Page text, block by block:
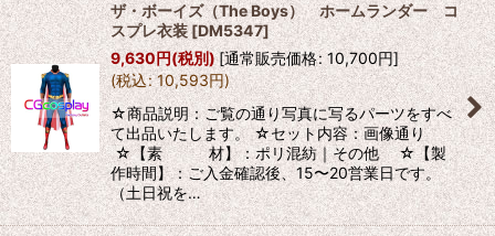
並び順:
絞り込む
ザ・ボーイズ（The Boys） ホームランダー コ
スプレ衣装[DM5347]
9,630円(税別)[通常販売価格: 10,700円]
(税込: 10,593円)
☆商品説明：ご覧の通り写真に写るパーツをすべ
て出品いたします。 ☆セット内容：画像通り
☆【素 材】：ポリ混紡｜その他 ☆【製
作時間】：ご入金確認後、15〜20営業日です。
（土日祝を…